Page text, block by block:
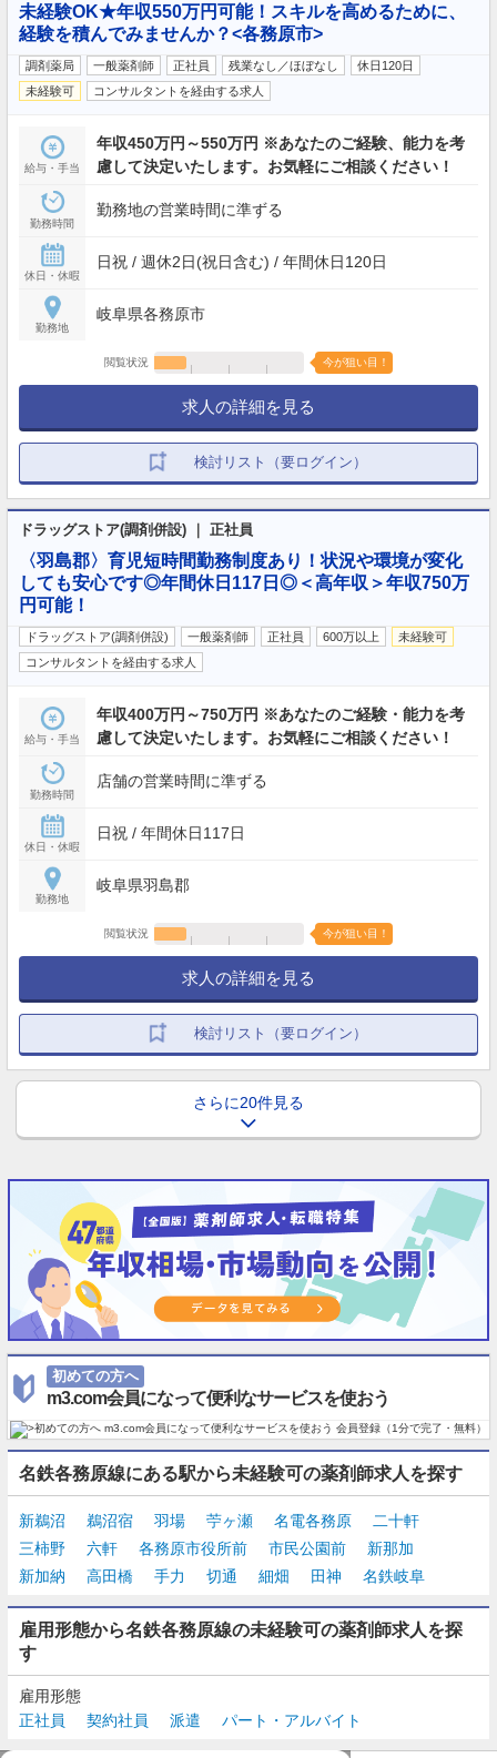
未経験OK★年収550万円可能！スキルを高めるために、
経験を積んでみませんか？<各務原市>
調剤薬局 一般薬剤師 正社員 残業なし／ほぼなし
休日120日
未経験可
コンサルタントを経由する求人
給与・手当
年収450万円～550万円 ※あなたのご経験、能力を考
慮して決定いたします。お気軽にご相談ください！
勤務時間
勤務地の営業時間に準ずる
休日・休暇
日祝 / 週休2日(祝日含む) / 年間休日120日
勤務地
岐阜県各務原市
閲覧状況 今が狙い目！
求人の詳細を見る
検討リスト（要ログイン）
ドラッグストア(調剤併設) ｜ 正社員
〈羽島郡〉育児短時間勤務制度あり！状況や環境が変化
しても安心です◎年間休日117日◎＜高年収＞年収750万
円可能！
ドラッグストア(調剤併設) 一般薬剤師 正社員 600万以上
未経験可
コンサルタントを経由する求人
給与・手当
年収400万円～750万円 ※あなたのご経験・能力を考
慮して決定いたします。お気軽にご相談ください！
勤務時間
店舗の営業時間に準ずる
休日・休暇
日祝 / 年間休日117日
勤務地
岐阜県羽島郡
閲覧状況 今が狙い目！
求人の詳細を見る
検討リスト（要ログイン）
さらに20件見る
初めての方へ
m3.com会員になって便利なサービスを使おう
名鉄各務原線にある駅から未経験可の薬剤師求人を探す
新鵜沼 鵜沼宿 羽場 苧ヶ瀬 名電各務原
二十軒
三柿野
六軒 各務原市役所前 市民公園前
新那加
新加納
高田橋 手力 切通 細畑 田神 名鉄岐阜
雇用形態から名鉄各務原線の未経験可の薬剤師求人を探
す
雇用形態
正社員
契約社員 派遣 パート・アルバイト